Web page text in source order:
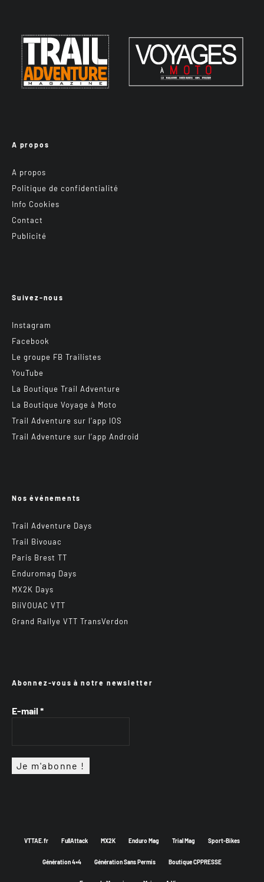
A propos
A propos
Politique de confidentialité
Info Cookies
Contact
Publicité
Suivez-nous
Instagram
Facebook
Le groupe FB Trailistes
YouTube
La Boutique Trail Adventure
La Boutique Voyage à Moto
Trail Adventure sur l’app IOS
Trail Adventure sur l’app Android
Nos événements
Trail Adventure Days
Trail Bivouac
Paris Brest TT
Enduromag Days
MX2K Days
BiiVOUAC VTT
Grand Rallye VTT TransVerdon
Abonnez-vous à notre newsletter
E-mail *
VTTAE.fr FullAttack MX2K Enduro Mag Trial Mag Sport-Bikes
Génération 4×4 Génération Sans Permis Boutique CPPRESSE